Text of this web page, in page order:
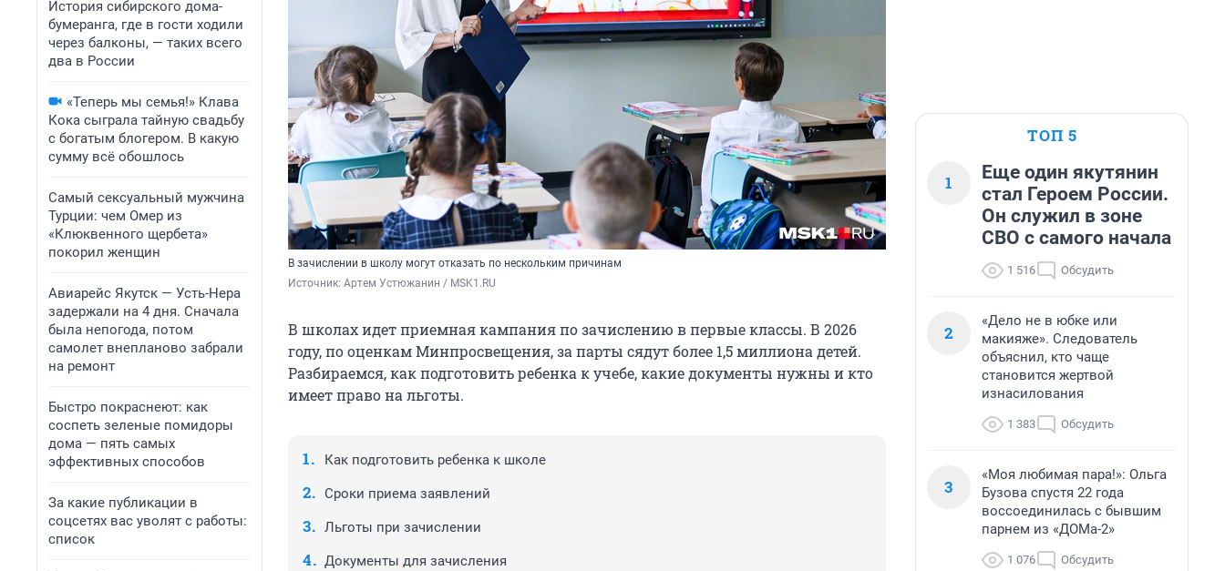
История сибирского дома-
бумеранга, где в гости ходили
через балконы, — таких всего
два в России
«Теперь мы семья!» Клава
Кока сыграла тайную свадьбу
с богатым блогером. В какую
сумму всё обошлось
Самый сексуальный мужчина
Турции: чем Омер из
«Клюквенного щербета»
покорил женщин
Авиарейс Якутск — Усть-Нера
задержали на 4 дня. Сначала
была непогода, потом
самолет внепланово забрали
на ремонт
Быстро покраснеют: как
соспеть зеленые помидоры
дома — пять самых
эффективных способов
За какие публикации в
соцсетях вас уволят с работы:
список
В зачислении в школу могут отказать по нескольким причинам
Источник: Артем Устюжанин / MSK1.RU
В школах идет приемная кампания по зачислению в первые классы. В 2026
году, по оценкам Минпросвещения, за парты сядут более 1,5 миллиона детей.
Разбираемся, как подготовить ребенка к учебе, какие документы нужны и кто
имеет право на льготы.
Как подготовить ребенка к школе
Сроки приема заявлений
Льготы при зачислении
Документы для зачисления
ТОП 5
1
Еще один якутянин
стал Героем России.
Он служил в зоне
СВО с самого начала
1 516 Обсудить
2
«Дело не в юбке или
макияже». Следователь
объяснил, кто чаще
становится жертвой
изнасилования
1 383 Обсудить
3
«Моя любимая пара!»: Ольга
Бузова спустя 22 года
воссоединилась с бывшим
парнем из «ДОМа-2»
1 076 Обсудить